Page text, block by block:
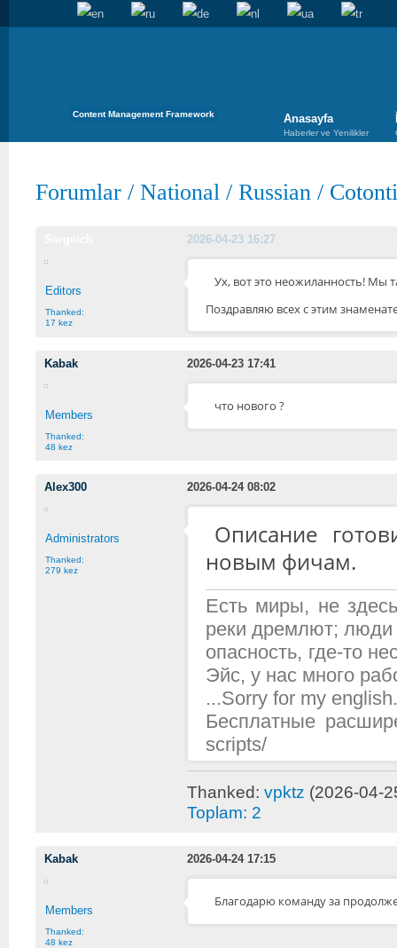
Content Management Framework Anasayfa
Haberler ve Yenilikler
Forumlar / National / Russian /
2026-04-23 16:27
Editors
Thanked:
17 kez
Ух, вот это неожиланность! Мы
Поздравляю всех с этим
Kabak 2026-04-23 17:41
Members
Thanked:
48 kez
что нового ?
Alex300 2026-04-24 08:02
Administrators
Thanked:
279 kez
Описание
новым фичам.
Есть миры, не
реки дремлют; люди
опасность, где-то
Эйс, у нас много
...Sorry for my
Бесплатные
scripts/
Thanked: vpktz (2026-04-
Toplam: 2
Kabak 2026-04-24 17:15
Members
Thanked:
48 kez
Благодарю команду за